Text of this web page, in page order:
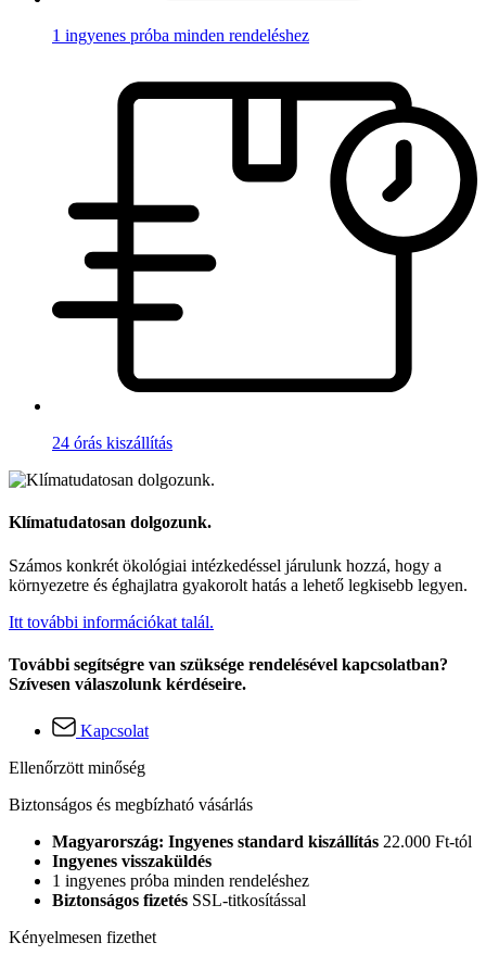
1 ingyenes próba minden rendeléshez
24 órás kiszállítás
Klímatudatosan dolgozunk.
Számos konkrét ökológiai intézkedéssel járulunk hozzá, hogy a
környezetre és éghajlatra gyakorolt hatás a lehető legkisebb legyen.
Itt további információkat talál.
További segítségre van szüksége rendelésével kapcsolatban?
Szívesen válaszolunk kérdéseire.
Kapcsolat
Ellenőrzött minőség
Biztonságos és megbízható vásárlás
Magyarország: Ingyenes standard kiszállítás 22.000 Ft-tól
Ingyenes visszaküldés
1 ingyenes próba minden rendeléshez
Biztonságos fizetés SSL-titkosítással
Kényelmesen fizethet